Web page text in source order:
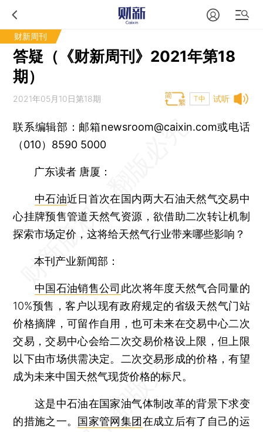
财新周刊
答疑（《财新周刊》2021年第18
期）
试听
2021年05月10日第18期 T中
联系编辑部：邮箱newsroom@caixin.com或电话
（010）8590 5000
广东读者 唐厦：
中石油近日首次在国内两大石油天然气交易中
心挂牌预售管道天然气资源，欲借助二次转让机制
探索市场定价，这将给天然气行业带来哪些影响？
本刊产业新闻部：
中国石油销售公司 此次将年度天然气合同量的
10%预售，客户以现有政府规定的省级天然气门站
价格摘牌，可留作自用，也可未来在交易中心二次
交易，交易中心会给二次交易价格设上限，但上限
以下由市场供需决定。二次交易形成的价格，有望
成为未来中国天然气现货价格的标尺。
这是中石油在国家油气体制改革的背景下求变
的措施之一。 国家管网集团在成立后有了自己的运